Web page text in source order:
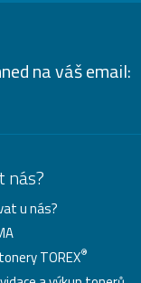
na váš email:
nás?
u nás?
TOREX®